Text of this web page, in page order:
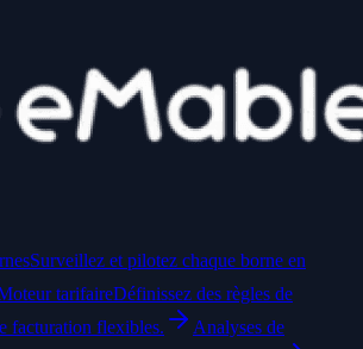
Surveillez et pilotez chaque borne en
tarifaireDéfinissez des règles de
facturation flexibles.
Analyses de